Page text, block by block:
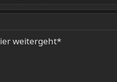
weitergeht*